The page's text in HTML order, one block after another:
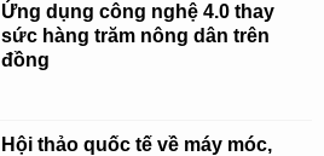
Ứng dụng công nghệ 4.0 thay
sức hàng trăm nông dân trên
đồng
Hội thảo quốc tế về máy móc,